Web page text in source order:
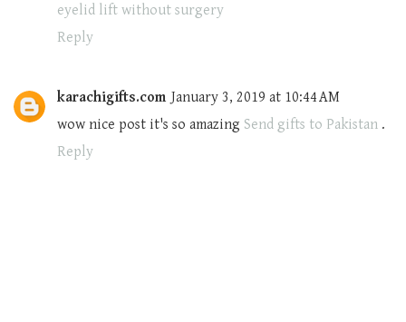
eyelid lift without surgery
Reply
karachigifts.com January 3, 2019 at 10:44 AM
wow nice post it's so amazing Send gifts to Pakistan .
Reply